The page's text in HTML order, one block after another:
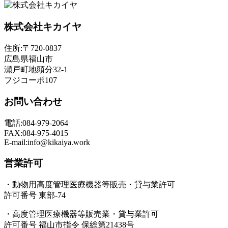
株式会社キカイヤ
住所:〒720-0837
広島県福山市
瀬戸町地頭分32-1
フジコーポ107
お問い合わせ
電話:084-979-2064
FAX:084-975-4015
E-mail:info@kikaiya.work
営業許可
・動物用高度管理医療機器等販売・貸与業許可
許可番号 東部-74
・高度管理医療機器等販売業・貸与業許可
許可番号 福山市指令 保総第21438号